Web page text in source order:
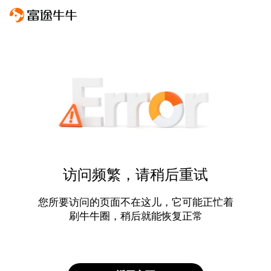
访问频繁，请稍后重试
您所要访问的页面不在这儿，它可能正忙着
刷牛牛圈，稍后就能恢复正常